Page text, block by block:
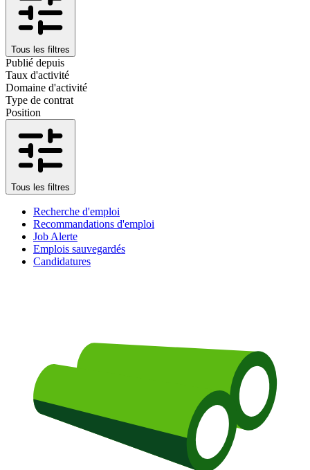
Tous les filtres
Publié depuis
Taux d'activité
Domaine d'activité
Type de contrat
Position
Tous les filtres
Recherche d'emploi
Recommandations d'emploi
Job Alerte
Emplois sauvegardés
Candidatures